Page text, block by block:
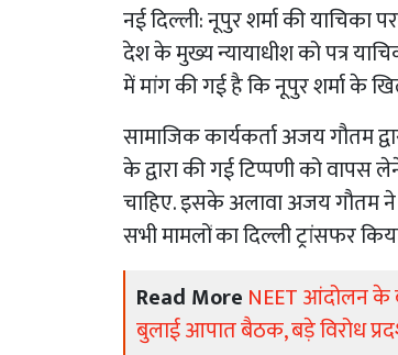
नई दिल्ली: नूपुर शर्मा की याचिका
देश के मुख्य न्यायाधीश को पत्र
में मांग की गई है कि नूपुर शर्मा के
सामाजिक कार्यकर्ता अजय गौतम
के द्वारा की गई टिप्पणी को वापस
चाहिए. इसके अलावा अजय गौतम
सभी मामलों का दिल्ली ट्रांसफर
Read More NEET आंदोलन के
बुलाई आपात बैठक, बड़े विरोध